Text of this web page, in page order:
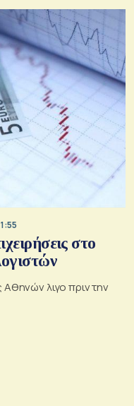
στο
λιγο πριν την